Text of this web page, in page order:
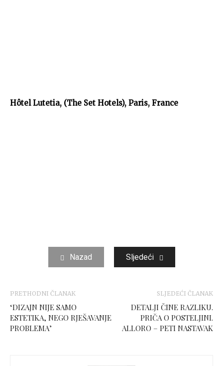
Hôtel Lutetia, (The Set Hotels), Paris, France
Nazad Sljedeći
PRETHODNI ČLANAK
‘DIZAJN NIJE SAMO
ESTETIKA, NEGO RJEŠAVANJE
PROBLEMA’
SLJEDEĆI ČLANAK
DETALJI ČINE RAZLIKU.
PRIČA O POSTELJINI.
ALLORO – PETI NASTAVAK